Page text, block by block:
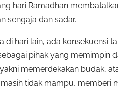
hari Ramadhan
sengaja dan sadar.
di hari lain, ada konsekuensi
pihak yang memimpin
memerdekakan budak,
tidak mampu, memberi